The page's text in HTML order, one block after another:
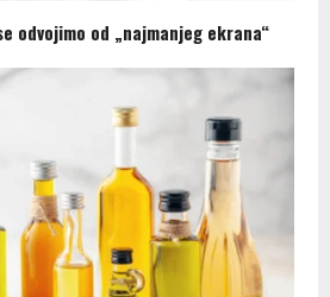
odvojimo od „najmanjeg ekrana“